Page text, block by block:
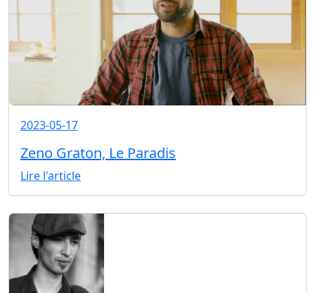
2023-05-17
Zeno Graton, Le Paradis
Lire l'article